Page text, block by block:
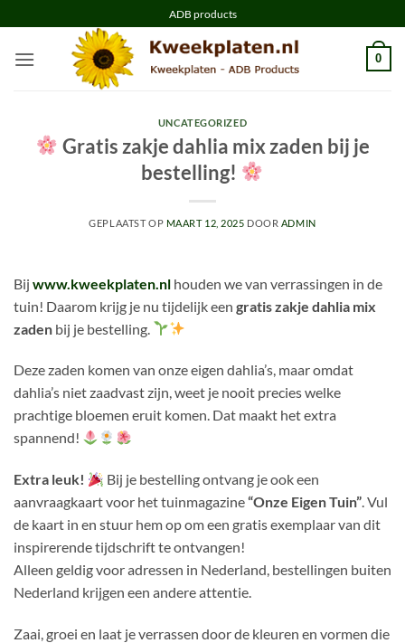
naar
inhoud
ADB products
0
UNCATEGORIZED
Gratis zakje dahlia mix zaden bij je
bestelling!
GEPLAATST OP MAART 12, 2025 DOOR ADMIN
Bij www.kweekplaten.nl houden we van verrassingen in de
tuin! Daarom krijg je nu tijdelijk een gratis zakje dahlia mix
zaden bij je bestelling.
Deze zaden komen van onze eigen dahlia’s, maar omdat
dahlia’s niet zaadvast zijn, weet je nooit precies welke
prachtige bloemen eruit komen. Dat maakt het extra
spannend!
Extra leuk!
Bij je bestelling ontvang je ook een
aanvraagkaart voor het tuinmagazine“Onze Eigen Tuin”. Vul
de kaart in en stuur hem op om een gratis exemplaar van dit
inspirerende tijdschrift te ontvangen!
Alleen geldig voor adressen in Nederland, bestellingen buiten
Nederland krijgen een andere attentie.
Zaai, groei en laat je verrassen door de kleuren en vormen die